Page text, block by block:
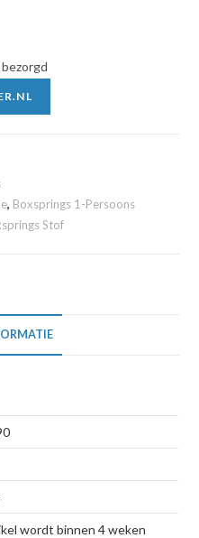
, Boxsprings 1-Persoons
Stof
wordt binnen 4 weken